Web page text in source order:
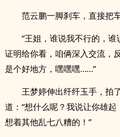
范云鹏一脚刹车，直接把
“王姐，谁说我不行的，
证明给你看，咱俩深入交流，
是个好地方，嘿嘿嘿……”
王梦婷伸出纤纤玉手，拍
道：“想什么呢？我说让你雄
想着其他乱七八糟的！”